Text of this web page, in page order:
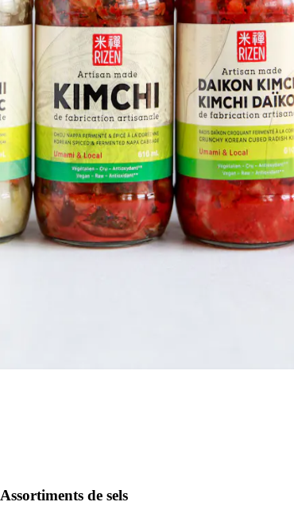
Assortiments de sels